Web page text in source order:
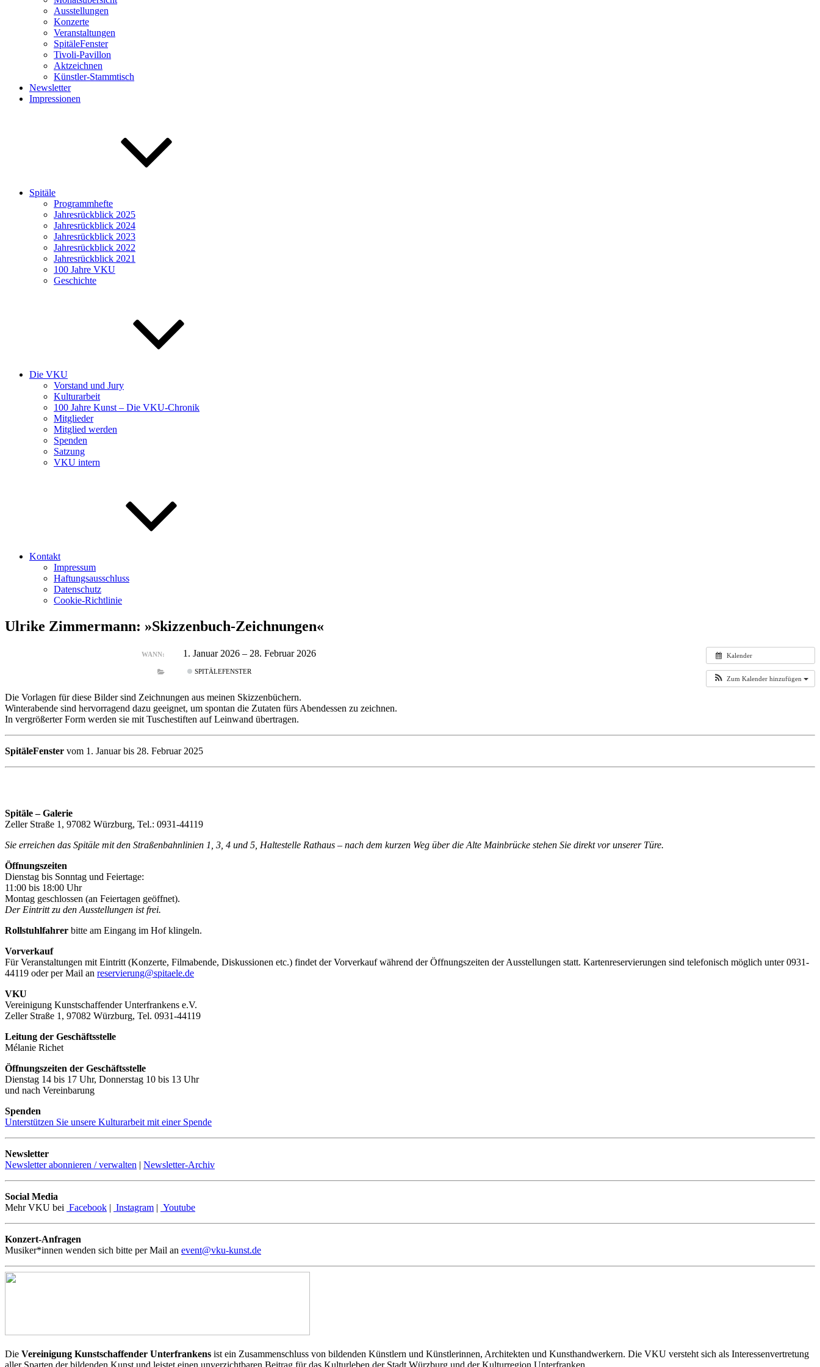
Ausstellungen
Konzerte
Veranstaltungen
SpitäleFenster
Tivoli-Pavillon
Aktzeichnen
Künstler-Stammtisch
Newsletter
Impressionen
Spitäle
Programmhefte
Jahresrückblick 2025
Jahresrückblick 2024
Jahresrückblick 2023
Jahresrückblick 2022
Jahresrückblick 2021
100 Jahre VKU
Geschichte
Die VKU
Vorstand und Jury
Kulturarbeit
100 Jahre Kunst – Die VKU-Chronik
Mitglieder
Mitglied werden
Spenden
Satzung
VKU intern
Kontakt
Impressum
Haftungsausschluss
Datenschutz
Cookie-Richtlinie
Ulrike Zimmermann: »Skizzenbuch-Zeichnungen«
Kalender
Zum Kalender hinzufügen
WANN: 1. Januar 2026 – 28. Februar 2026
SPITÄLEFENSTER
Die Vorlagen für diese Bilder sind Zeichnungen aus meinen Skizzenbüchern.
Winterabende sind hervorragend dazu geeignet, um spontan die Zutaten fürs Abendessen zu zeichnen.
In vergrößerter Form werden sie mit Tuschestiften auf Leinwand übertragen.
SpitäleFenster vom 1. Januar bis 28. Februar 2025
Spitäle – Galerie
Zeller Straße 1, 97082 Würzburg, Tel.: 0931-44119
Sie erreichen das Spitäle mit den Straßenbahnlinien 1, 3, 4 und 5, Haltestelle Rathaus – nach dem kurzen Weg über die Alte Mainbrücke stehen Sie direkt vor unserer Türe.
Öffnungszeiten
Dienstag bis Sonntag und Feiertage:
11:00 bis 18:00 Uhr
Montag geschlossen (an Feiertagen geöffnet).
Der Eintritt zu den Ausstellungen ist frei.
Rollstuhlfahrer bitte am Eingang im Hof klingeln.
Vorverkauf
Für Veranstaltungen mit Eintritt (Konzerte, Filmabende, Diskussionen etc.) findet der Vorverkauf während der Öffnungszeiten der Ausstellungen statt. Kartenreservierungen sind telefonisch möglich unter 0931-
44119 oder per Mail an reservierung@spitaele.de
VKU
Vereinigung Kunstschaffender Unterfrankens e.V.
Zeller Straße 1, 97082 Würzburg, Tel. 0931-44119
Leitung der Geschäftsstelle
Mélanie Richet
Öffnungszeiten der Geschäftsstelle
Dienstag 14 bis 17 Uhr, Donnerstag 10 bis 13 Uhr
und nach Vereinbarung
Spenden
Unterstützen Sie unsere Kulturarbeit mit einer Spende
Newsletter
Newsletter abonnieren / verwalten | Newsletter-Archiv
Social Media
Mehr VKU bei Facebook | Instagram | Youtube
Konzert-Anfragen
Musiker*innen wenden sich bitte per Mail an event@vku-kunst.de
Die Vereinigung Kunstschaffender Unterfrankens ist ein Zusammenschluss von bildenden Künstlern und Künstlerinnen, Architekten und Kunsthandwerkern. Die VKU versteht sich als Interessenvertretung